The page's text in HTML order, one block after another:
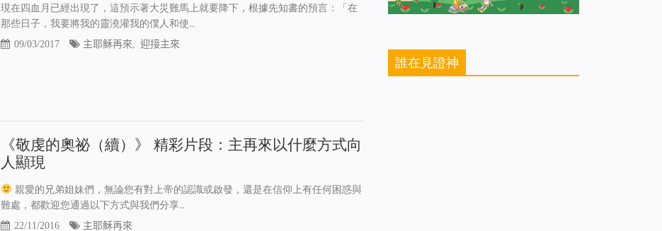
現在四血月已經出現了，這預示著大災難馬上就要降下，根據先知書的預言：「在
那些日子，我要將我的靈澆灌我的僕人和使..
09/03/2017 主耶穌再來 迎接主來
《敬虔的奧祕（續）》 精彩片段：主再來以什麼方式向
人顯現
親愛的兄弟姐妹們，無論您有對上帝的認識或啟發，還是在信仰上有任何困惑與
難處，都歡迎您通過以下方式與我們分享..
22/11/2016 主耶穌再來
誰在見證神